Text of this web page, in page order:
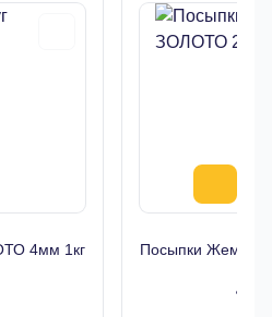
4мм 1кг Посыпки Жемчуг
4